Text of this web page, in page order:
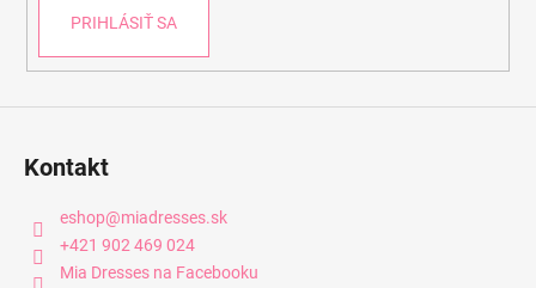
PRIHLÁSIŤ SA
Kontakt
eshop@miadresses.sk
+421 902 469 024
Mia Dresses na Facebooku